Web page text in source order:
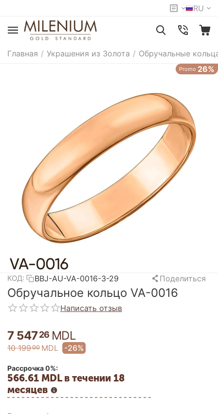
RU
Главная / Украшения из Золота / Обручальные
Promo 26%
КОД: BBJ-AU-VA-0016-3-29 Поделиться
Обручальное кольцо VA-0016
Написать отзыв
7 54726 MDL
10 19900 MDL -26%
Рассрочка 0%:
566.61 MDL в течении 18
месяцев